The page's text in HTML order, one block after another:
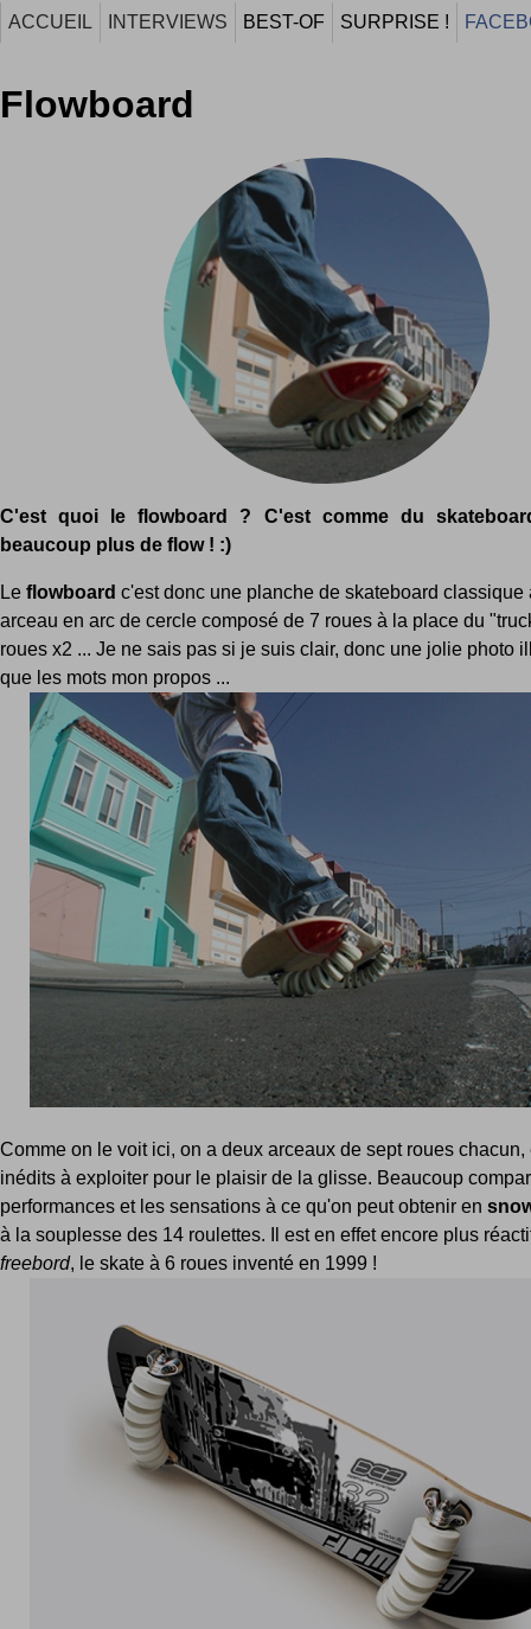
ACCUEIL INTERVIEWS BEST-OF SURPRISE !
Flowboard
C'est quoi le flowboard ? C'est comme du
beaucoup plus de flow ! :)
Le flowboard c'est donc une planche de skateboard classique
arceau en arc de cercle composé de 7 roues à la place du
roues x2 ... Je ne sais pas si je suis clair, donc une jolie photo
que les mots mon propos ...
Comme on le voit ici, on a deux arceaux de sept roues chacun,
inédits à exploiter pour le plaisir de la glisse. Beaucoup
performances et les sensations à ce qu'on peut obtenir en
à la souplesse des 14 roulettes. Il est en effet encore plus
freebord, le skate à 6 roues inventé en 1999 !